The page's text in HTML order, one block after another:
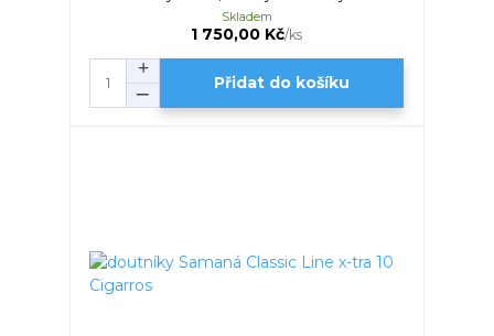
1 750,00 Kč/ks
Skladem
Přidat do košíku